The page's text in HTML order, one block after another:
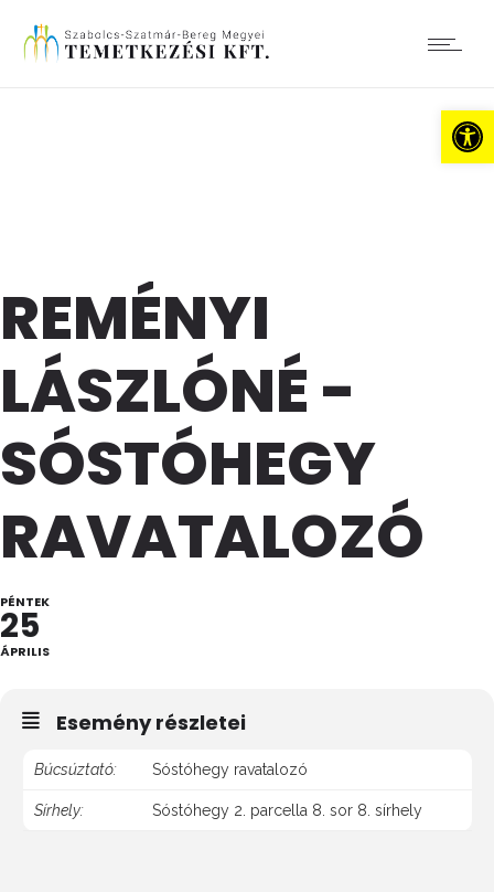
REMÉNYI
LÁSZLÓNÉ -
SÓSTÓHEGY
RAVATALOZÓ
PÉNTEK
25
ÁPRILIS
Esemény részletei
Búcsúztató: Sóstóhegy ravatalozó
Sírhely: Sóstóhegy 2. parcella 8. sor 8. sírhely